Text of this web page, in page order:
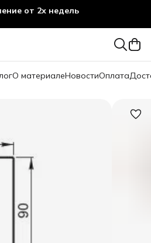
от 2х недель
О материалеНовостиОплата